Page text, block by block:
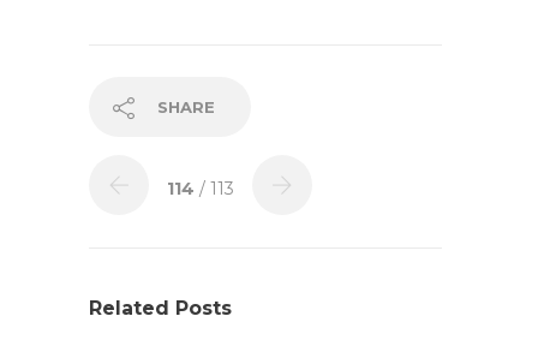
SHARE
114 / 113
Related Posts